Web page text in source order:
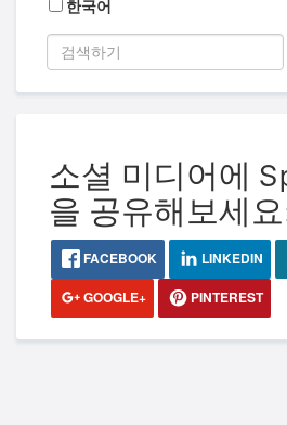
한국어
소셜 미디어에
을 공유해보세
FACEBOOK LINKEDIN
GOOGLE+
PINTEREST